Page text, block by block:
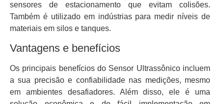
sensores de estacionamento que evitam colisões.
Também é utilizado em indústrias para medir níveis de
materiais em silos e tanques.
Vantagens e benefícios
Os principais benefícios do Sensor Ultrassônico incluem
a sua precisão e confiabilidade nas medições, mesmo
em ambientes desafiadores. Além disso, ele é uma